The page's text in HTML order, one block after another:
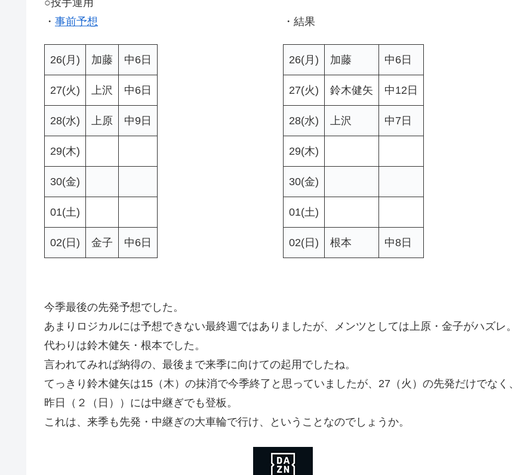
・ 事前予想
26(月) 加藤 中6日
27(火) 上沢 中6日
28(水) 上原 中9日
29(木)
30(金)
01(土)
02(日) 金子 中6日
・結果
26(月) 加藤 中6日
27(火) 鈴木健矢 中12日
28(水) 上沢 中7日
29(木)
30(金)
01(土)
02(日) 根本 中8日
今季最後の先発予想でした。
あまりロジカルには予想できない最終週ではありましたが、メンツとしては上原・金子がハズレ。
代わりは鈴木健矢・根本でした。
言われてみれば納得の、最後まで来季に向けての起用でしたね。
てっきり鈴木健矢は15（木）の抹消で今季終了と思っていましたが、27（火）の先発だけでなく、
昨日（２（日））には中継ぎでも登板。
これは、来季も先発・中継ぎの大車輪で行け、ということなのでしょうか。